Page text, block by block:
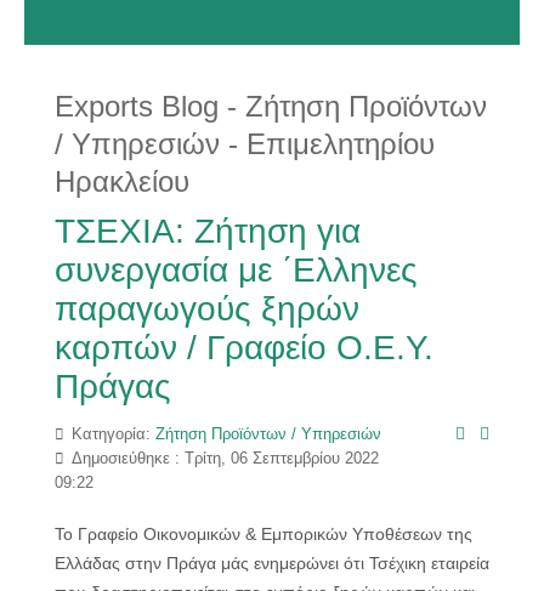
Exports Blog - Ζήτηση Προϊόντων
/ Υπηρεσιών - Επιμελητηρίου
Ηρακλείου
ΤΣΕΧΙΑ: Ζήτηση για
συνεργασία με ΄Ελληνες
παραγωγούς ξηρών
καρπών / Γραφείο Ο.Ε.Υ.
Πράγας
Κατηγορία: Ζήτηση Προϊόντων / Υπηρεσιών
Δημοσιεύθηκε : Τρίτη, 06 Σεπτεμβρίου 2022
09:22
Το Γραφείο Οικονομικών & Εμπορικών Υποθέσεων της
Ελλάδας στην Πράγα μάς ενημερώνει ότι Τσέχικη εταιρεία